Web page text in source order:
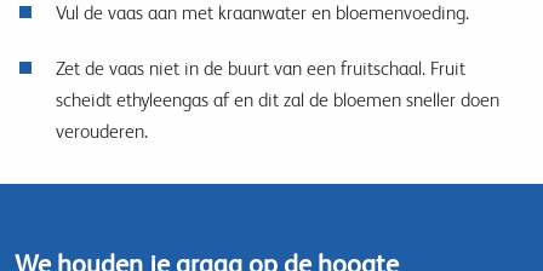
Vul de vaas aan met kraanwater en bloemenvoeding.
Zet de vaas niet in de buurt van een fruitschaal. Fruit
scheidt ethyleengas af en dit zal de bloemen sneller doen
verouderen.
We houden je graag op de hoogte